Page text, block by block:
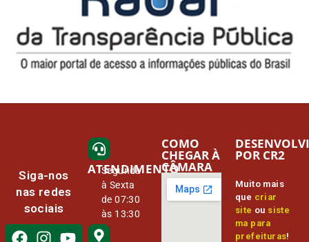
Siga-nos
nas redes
sociais
ATENDIMENTO
Segunda
à Sexta
de 07:30
às 13:30
COMO
CHEGAR À
CÂMARA
Muito mais
que criar
site ou siste
ma para
prefeituras!
POR CR2